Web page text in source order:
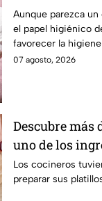
Aunque parezca
el papel higiénico
favorecer la
inconvenientes.
07 agosto, 2026
Descubre más
uno de los
gala de
Los cocineros
preparar sus